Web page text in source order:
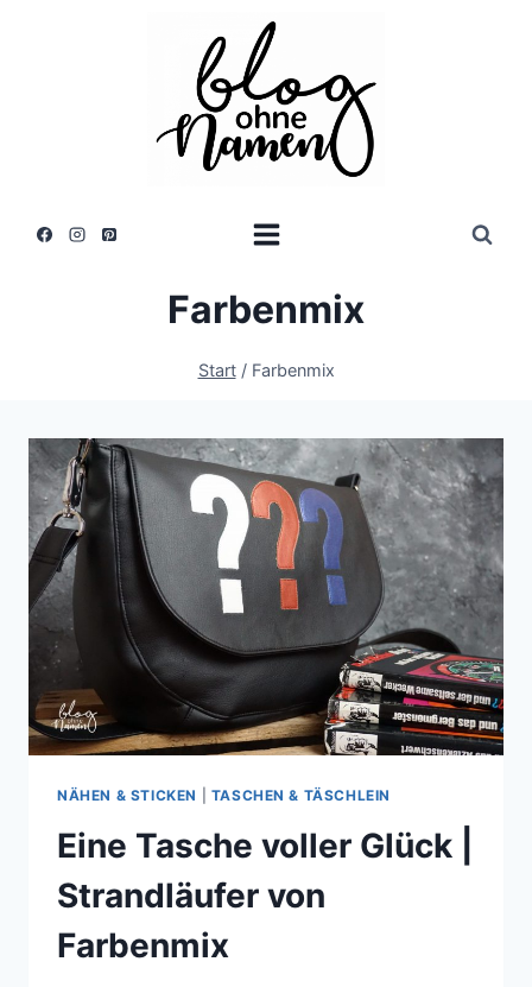
Farbenmix
Start / Farbenmix
NÄHEN & STICKEN TASCHEN & TÄSCHLEIN
Eine Tasche voller Glück |
Strandläufer von
Farbenmix